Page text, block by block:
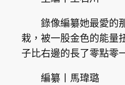
錄像編纂她最愛的
栽，被一股金色的能量
子比右邊的長了零點零
編纂丨馬瑋璐